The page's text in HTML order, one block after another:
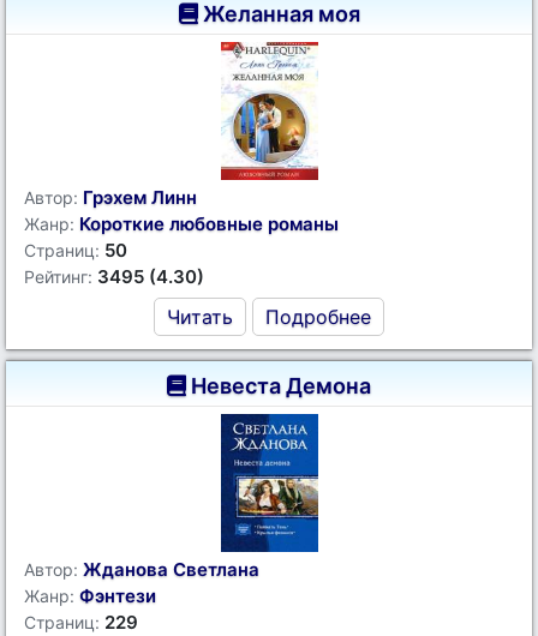
Желанная моя
Автор: Грэхем Линн
Жанр: Короткие любовные романы
Страниц: 50
Рейтинг: 3495 (4.30)
Читать Подробнее
Невеста Демона
Автор: Жданова Светлана
Жанр: Фэнтези
Страниц: 229